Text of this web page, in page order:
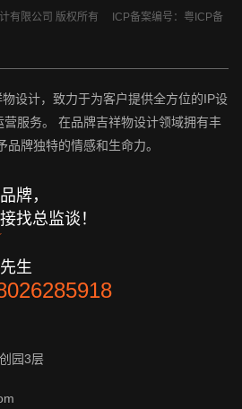
有限公司 版权所有 ICP备案编号：粤ICP备
设计，致力于为客户提供全方位的IP设
服务。 在品牌吉祥物设计领域拥有丰
牌独特的情感和生命力。
牌，
找总监谈！
生
园3层